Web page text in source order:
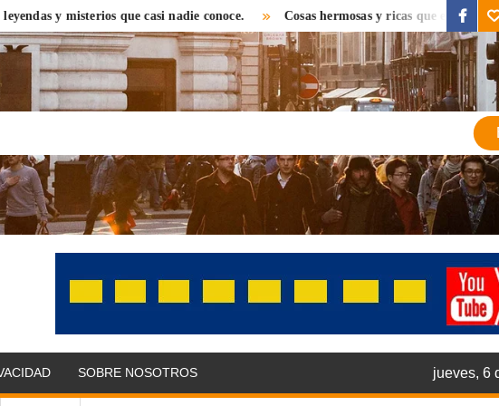
misterios que casi nadie conoce. Cosas hermosas y ricas que encontraras en
SOBRE NOSOTROS jueves, 6